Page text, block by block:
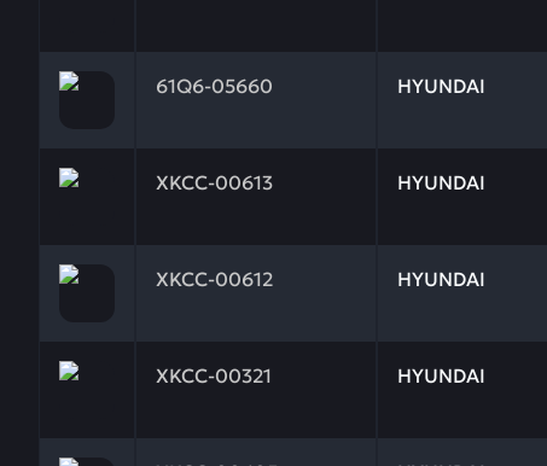
61Q6-05660 HYUNDAI
Заказывая запчасти у нас, вы получаете
XKCC-00613 HYUNDAI
Заказывая запчасти у нас, вы получаете
XKCC-00612 HYUNDAI
Заказывая запчасти у нас, вы получаете
XKCC-00321 HYUNDAI
Заказывая запчасти у нас, вы получаете
Заказывая запчасти у нас, вы получаете